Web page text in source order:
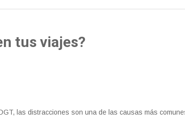
tus viajes?
las distracciones son una de las causas más